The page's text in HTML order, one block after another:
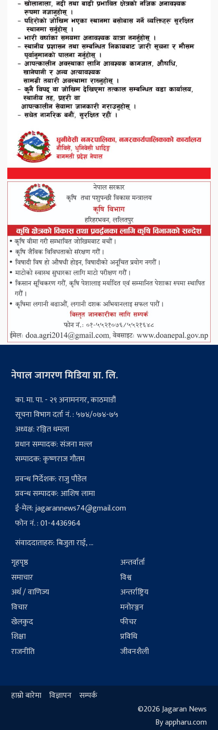
नेपाल जागरण मिडिया प्रा. लि.
का. मा. पा. - २९ अनामनगर, काठमाडौं
सूचना विभाग दर्ता नं. : ५७४/०७४-७५
अध्यक्ष: रञ्जित धमला
प्रधान सम्पादक: संजना मल्ल
सम्पादक: कृष्णराज गौतम
प्रवन्ध निर्देशक: राजु पौडेल
प्रवन्ध सम्पादक: आशिष लामा
ई-मेल:jagarannews74@gmail.com
फोन नं. : 01-4436964
संवाददाताहरु: बिजुता राई, ...
गृहपृष्ठ
समाचार
अर्थ / वाणिज्य
विचार
खेलकुद
शिक्षा
राजनीति
अन्तर्वार्ता
विश्व
अन्तर्राष्ट्रिय
मनोरञ्जन
फीचर
प्रविधि
जीवनशैली
हाम्रो बारेमा विज्ञापन सम्पर्क
©2026 Jagaran News
By appharu.com